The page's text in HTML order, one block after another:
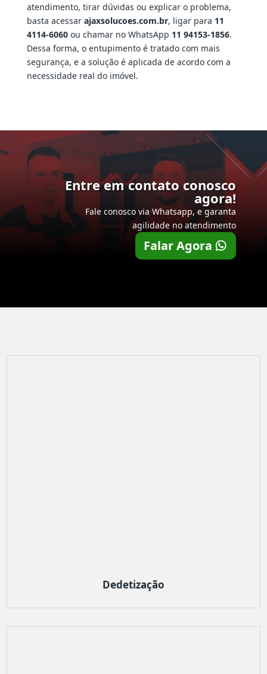
atendimento, tirar dúvidas ou explicar o problema,
basta acessar ajaxsolucoes.com.br, ligar para 11
4114-6060ou chamar no WhatsApp 11 94153-1856.
Dessa forma, o entupimento é tratado com mais
segurança, e a solução é aplicada de acordo com a
necessidade real do imóvel.
Entre em contato conosco
agora!
Fale conosco via Whatsapp, e garanta
agilidade no atendimento
Falar Agora
Dedetização